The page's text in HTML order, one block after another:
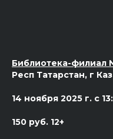
Библиотека-филиал
Респ Татарстан, г
14 ноября 2025 г. с
150 руб. 12+